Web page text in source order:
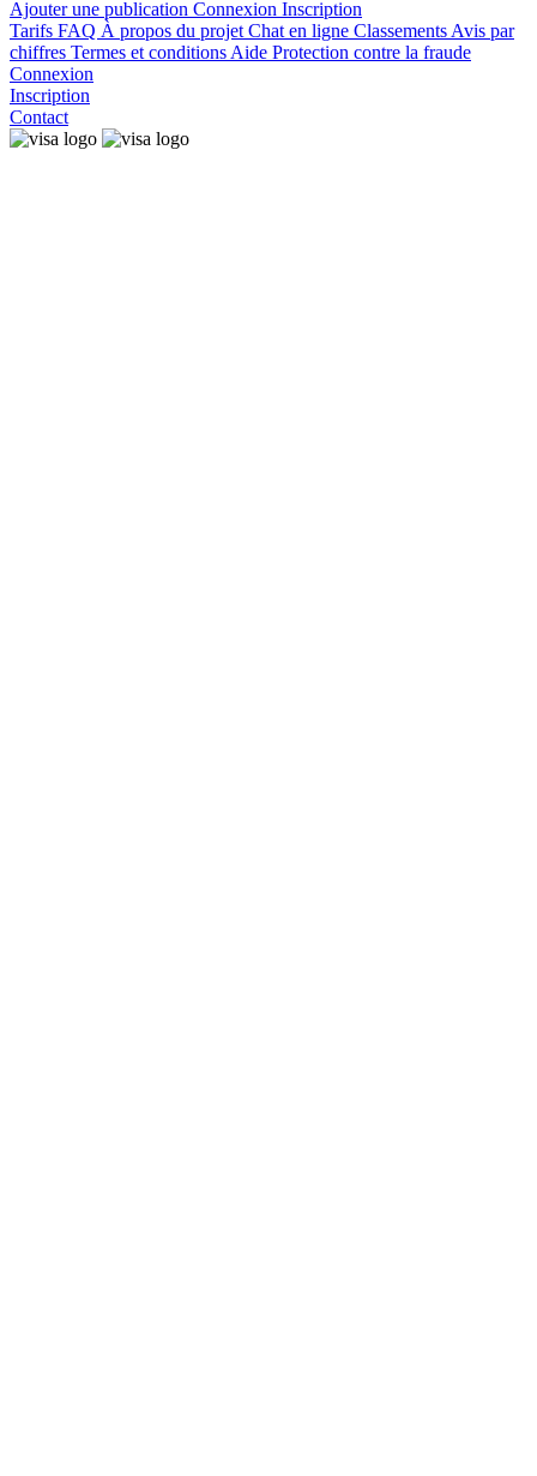
Ajouter une publication Connexion Inscription
Tarifs FAQ À propos du projet Chat en ligne Classements Avis par
chiffres Termes et conditions Aide Protection contre la fraude
Connexion
Inscription
Contact